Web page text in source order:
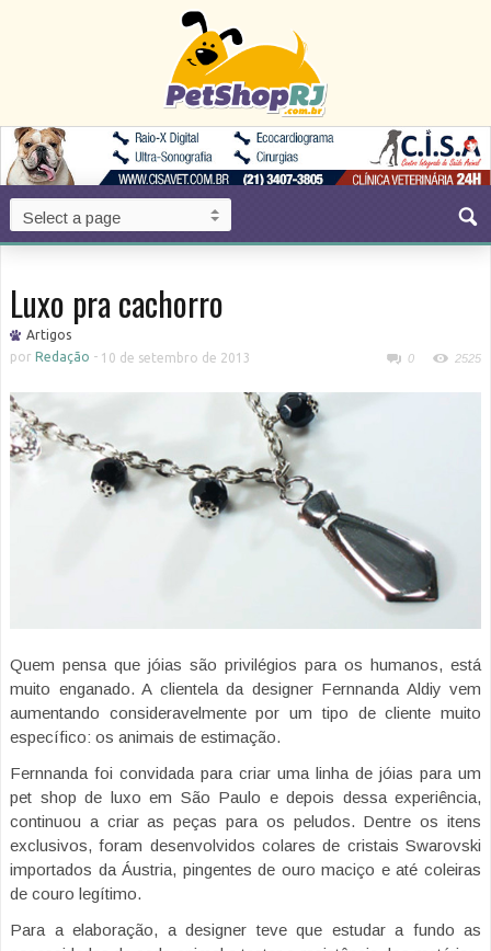
Luxo pra cachorro
Artigos
por Redação - 10 de setembro de 2013 0 2525
Quem pensa que jóias são privilégios para os humanos, está
muito enganado. A clientela da designer Fernnanda Aldiy vem
aumentando consideravelmente por um tipo de cliente muito
específico: os animais de estimação.
Fernnanda foi convidada para criar uma linha de jóias para um
pet shop de luxo em São Paulo e depois dessa experiência,
continuou a criar as peças para os peludos. Dentre os itens
exclusivos, foram desenvolvidos colares de cristais Swarovski
importados da Áustria, pingentes de ouro maciço e até coleiras
de couro legítimo.
Para a elaboração, a designer teve que estudar a fundo as